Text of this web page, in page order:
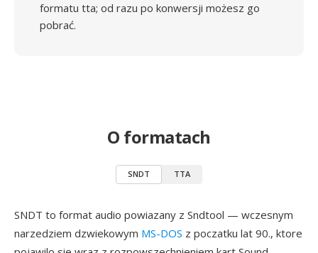
formatu tta; od razu po konwersji możesz go
pobrać.
O formatach
SNDT TTA
SNDT to format audio powiazany z Sndtool — wczesnym
narzedziem dzwiekowym MS-DOS z poczatku lat 90., ktore